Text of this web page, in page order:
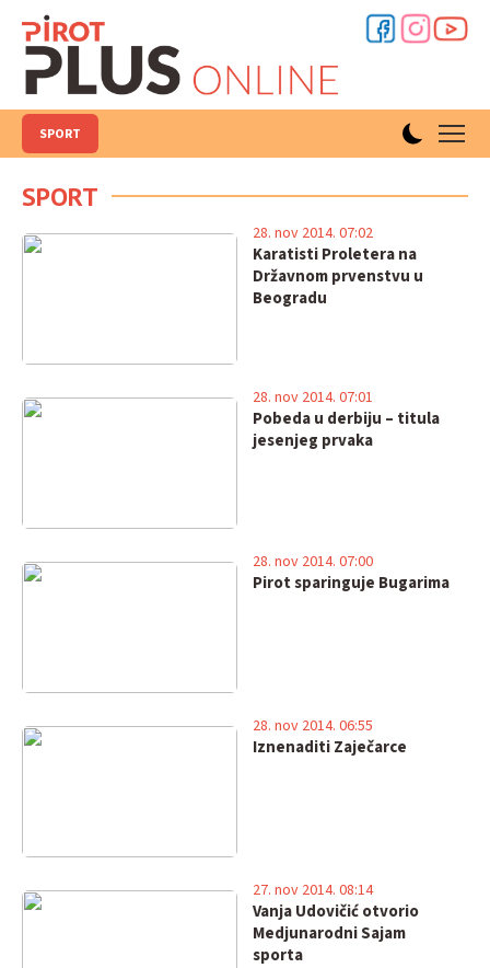
SPORT
SPORT
Karatisti Proletera na
Državnom prvenstvu u
Beogradu
28. nov 2014. 07:02
Pobeda u derbiju – titula
jesenjeg prvaka
28. nov 2014. 07:01
Pirot sparinguje Bugarima
28. nov 2014. 07:00
Iznenaditi Zaječarce
28. nov 2014. 06:55
Vanja Udovičić otvorio
Medjunarodni Sajam
sporta
27. nov 2014. 08:14